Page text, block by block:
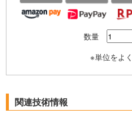
数量
※単位をよ
関連技術情報